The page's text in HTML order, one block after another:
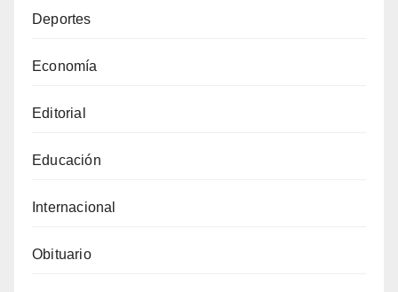
Deportes
Economía
Editorial
Educación
Internacional
Obituario